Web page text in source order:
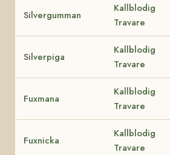
Silvergumman
Kallblodig
Travare
Silverpiga
Kallblodig
Travare
Fuxmana
Kallblodig
Travare
Fuxnicka
Kallblodig
Travare